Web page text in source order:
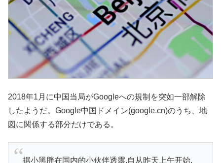
2018年1月に中国当局がGoogleへの規制を突如一部解除
したようだ。Google中国ドメイン(google.cn)のうち、地
図に関係する部分だけである。
据小黑胖在国内的小伙伴透露,自从昨天上午开始,